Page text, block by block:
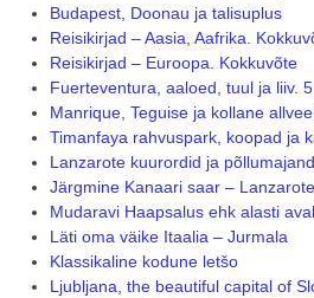
Budapest, Doonau ja talisuplus
Reisikirjad – Aasia, Aafrika.
Reisikirjad – Euroopa. Kokkuvõte
Fuerteventura, aaloed, tuul ja liiv.
Manrique, Teguise ja kollane
Timanfaya rahvuspark, koopad ja
Lanzarote kuurordid ja
Järgmine Kanaari saar –
Mudaravi Haapsalus ehk alasti
Läti oma väike Itaalia – Jurmala
Klassikaline kodune letšo
Ljubljana, the beautiful capital of